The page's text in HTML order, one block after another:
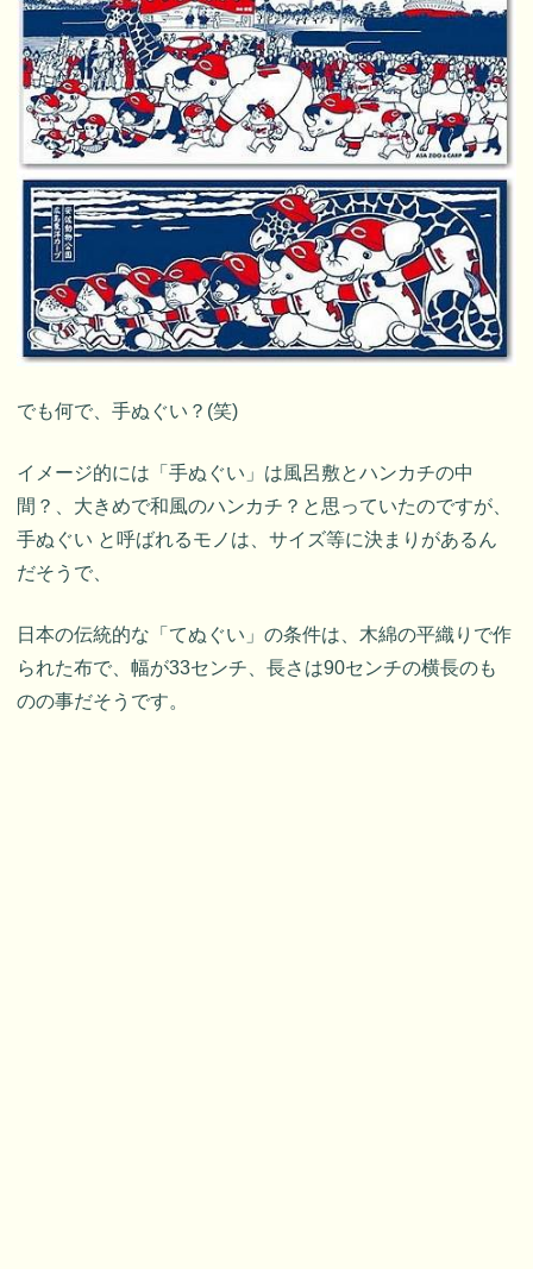
でも何で、手ぬぐい？(笑)
イメージ的には「手ぬぐい」は風呂敷とハンカチの中
間？、大きめで和風のハンカチ？と思っていたのですが、
手ぬぐい と呼ばれるモノは、サイズ等に決まりがあるん
だそうで、
日本の伝統的な「てぬぐい」の条件は、木綿の平織りで作
られた布で、幅が33センチ、長さは90センチの横長のも
のの事だそうです。